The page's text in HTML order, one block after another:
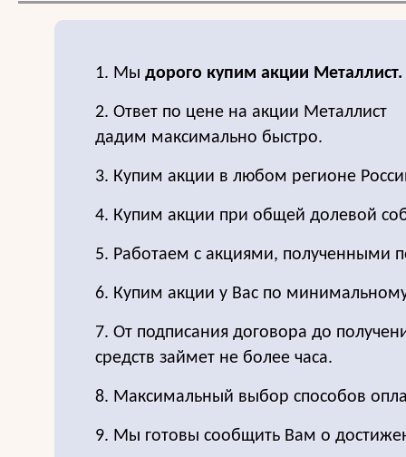
1. Мы дорого купим акции Металлист.
2. Ответ по цене на акции Металлист
дадим максимально быстро.
3. Купим акции в любом регионе
4. Купим акции при общей долевой
5. Работаем с акциями, полученными
6. Купим акции у Вас по
7. От подписания договора до
средств займет не более часа.
8. Максимальный выбор способов
9. Мы готовы сообщить Вам о